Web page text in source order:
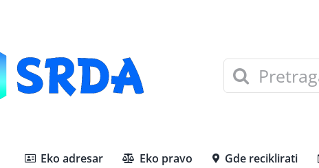
Search
for:
Eko adresar Eko pravo Gde reciklirati